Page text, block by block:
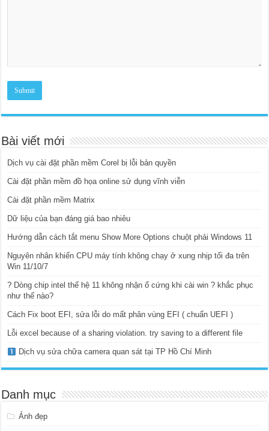
Bài viết mới
Dịch vụ cài đặt phần mềm Corel bị lỗi bản quyền
Cài đặt phần mềm đồ họa online sử dụng vĩnh viễn
Cài đặt phần mềm Matrix
Dữ liệu của bạn đáng giá bao nhiêu
Hướng dẫn cách tắt menu Show More Options chuột phải Windows 11
Nguyên nhân khiến CPU máy tính không chạy ở xung nhịp tối đa trên
Win 11/10/7
? Dòng chip intel thế hệ 11 không nhận ổ cứng khi cài win ? khắc phục
như thế nào?
Cách Fix boot EFI, sửa lỗi do mất phân vùng EFI ( chuẩn UEFI )
Lỗi excel because of a sharing violation. try saving to a different file
Dịch vụ sửa chữa camera quan sát tại TP Hồ Chí Minh
Danh mục
Ảnh đẹp